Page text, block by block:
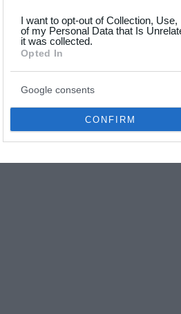
your data for below
consent section.
I want to opt-out of Collection,
of my Personal Data that Is
it was collected.
Opted In
Google consents
CONFIRM